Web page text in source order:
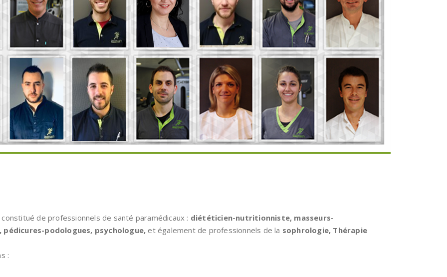
de professionnels de santé paramédicaux : diététicien-nutritionniste, masseurs-
podologues, psychologue,et également de professionnels de la sophrologie, Thérapie
: